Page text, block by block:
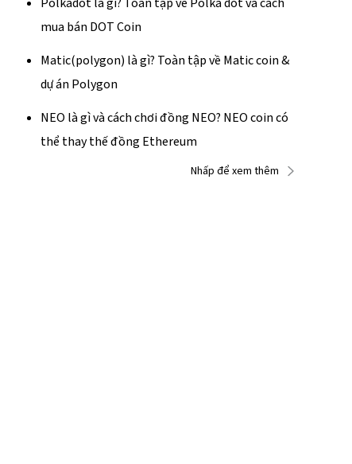
mua bán DOT Coin
Matic(polygon) là gì? Toàn tập về Matic coin &
dự án Polygon
NEO là gì và cách chơi đồng NEO? NEO coin có
thể thay thế đồng Ethereum
Nhấp để xem thêm